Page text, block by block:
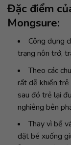
Đặc điểm
Mongsure:
Công dụng
trạng nôn trớ,
Theo các
rất dễ khiến trẻ
sau đó trẻ lại
nghiêng bên
Thay vì bế
đặt bé xuống